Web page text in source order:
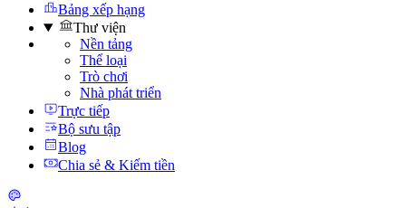
Bảng xếp hạng
Thư viện
Nền tảng
Thể loại
Trò chơi
Nhà phát triển
Trực tiếp
Bộ sưu tập
Blog
Chia sẻ & Kiếm tiền